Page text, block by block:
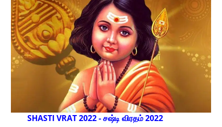
SHASTI VRAT 2022 - சஷ்டி விரதம் 2022